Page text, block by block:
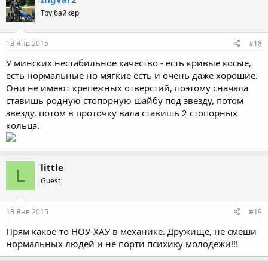
Тру байкер
13 Янв 2015 #18
У минских нестабильное качество - есть кривые косые,
есть нормальные но мягкие есть и очень даже хорошие.
Они не имеют крепёжных отверстий, поэтому сначала
ставишь родную стопорную шайбу под звезду, потом
звезду, потом в проточку вала ставишь 2 стопорных
кольца.
L little
Guest
13 Янв 2015 #19
Прям какое-то НОУ-ХАУ в механике. Дружище, не смеши
нормальных людей и не порти психику молодежи!!!